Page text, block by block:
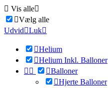
 Vis alle
Vælg alle
UdvidLuk
Helium
Helium Inkl. Balloner
  Balloner
Hjerte Balloner